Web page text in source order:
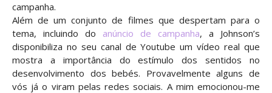
campanha.
Além de um conjunto de filmes que despertam para o
tema, incluindo do anúncio de campanha, a Johnson’s
disponibiliza no seu canal de Youtube um vídeo real que
mostra a importância do estímulo dos sentidos no
desenvolvimento dos bebés. Provavelmente alguns de
vós já o viram pelas redes sociais. A mim emocionou-me